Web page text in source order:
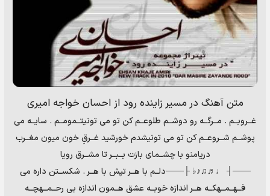
متن آهنگ در مسیر زاینده رود از احسان خواجه امیری
غــروبــم . مــرگــه رو دوشــم طلوعــم کن تو می تونیتــمومــم . سایــه می
پوشــم شــروعــم کن تو می تونیشدم خورشید غــرقِ خون میون مغــرب
دریامنو با چشــمای بازت بــبــر تا مشــرق رویا
───┤ ♩♬♫♪♭ ├───دلــم با هــر تپش با هــر . شکســتن داره می
فــهــمــهکــه هــر اندازه خوبــه عشق هــمون اندازه بی رحــمــهچــه